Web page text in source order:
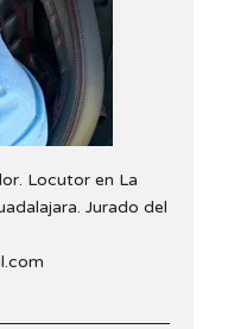
Locutor en La
Jurado del